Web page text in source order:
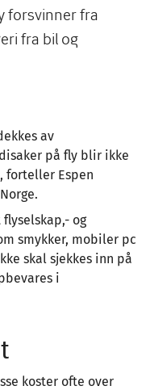
forsvinner fra
fra bil og
av
på fly blir ikke
forteller Espen
og
smykker, mobiler pc
skal sjekkes inn på
i
koster ofte over